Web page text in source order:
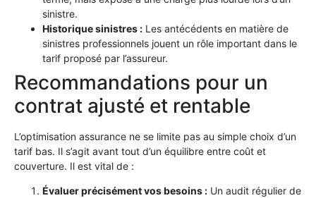
sinistre.
Historique sinistres : Les antécédents en matière de
sinistres professionnels jouent un rôle important dans le
tarif proposé par l’assureur.
Recommandations pour un
contrat ajusté et rentable
L’optimisation assurance ne se limite pas au simple choix d’un
tarif bas. Il s’agit avant tout d’un équilibre entre coût et
couverture. Il est vital de :
Évaluer précisément vos besoins : Un audit régulier de